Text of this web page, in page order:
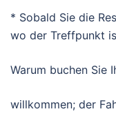
* Sobald Sie die
wo der Treffpunkt
Warum buchen Sie
willkommen; der